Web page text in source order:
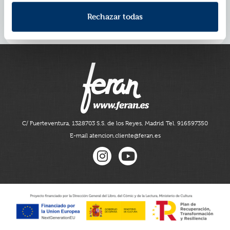
Rechazar todas
¡Las escenas reconfortantes de Coco Wyo ya han
2.000.000 de personas en todo el
. No te pierdas el libro perfecto para
aprovechar al máximo laspooky season.
C/ Fuerteventura, 1328703 S.S. de los Reyes, Madrid Tel. 916597350
E-mail atencion.cliente@feran.es